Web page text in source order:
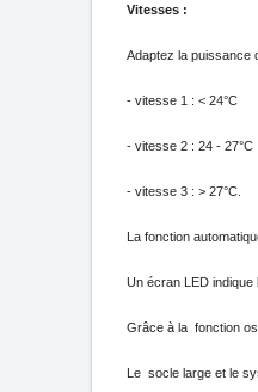
Vitesses :
Adaptez la puissance
- vitesse 1 : < 24°C
- vitesse 2 : 24 - 27°C
- vitesse 3 : > 27°C.
La fonction
Un écran LED indique
Grâce à la  fonction
Le  socle large et le